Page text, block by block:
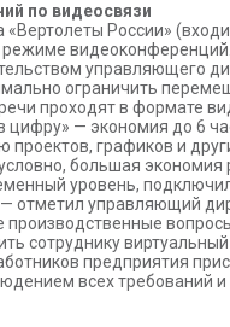
по видеосвязи
России»
видеоконференций.
управляющего
ограничить
проходят в формате
— экономия до 6
графиков и
большая
уровень,
отметил управляющий
сотруднику
предприятия
всех требований